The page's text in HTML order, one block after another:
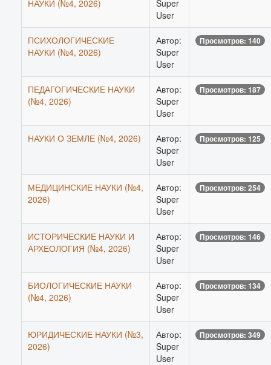
НАУКИ (№4, 2026)
Super
User
ПСИХОЛОГИЧЕСКИЕ
НАУКИ (№4, 2026)
Автор:
Super
User
Просмотров: 140
ПЕДАГОГИЧЕСКИЕ НАУКИ
(№4, 2026)
Автор:
Super
User
Просмотров: 187
НАУКИ О ЗЕМЛЕ (№4, 2026)
Автор:
Super
User
Просмотров: 125
МЕДИЦИНСКИЕ НАУКИ (№4,
2026)
Автор:
Super
User
Просмотров: 254
ИСТОРИЧЕСКИЕ НАУКИ И
АРХЕОЛОГИЯ (№4, 2026)
Автор:
Super
User
Просмотров: 146
БИОЛОГИЧЕСКИЕ НАУКИ
(№4, 2026)
Автор:
Super
User
Просмотров: 134
ЮРИДИЧЕСКИЕ НАУКИ (№3,
2026)
Автор:
Super
User
Просмотров: 349